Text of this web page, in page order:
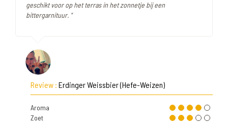
geschikt voor op het terras in het zonnetje bij een
bittergarnituur. "
Review : Erdinger Weissbier (Hefe-Weizen)
Aroma
Zoet